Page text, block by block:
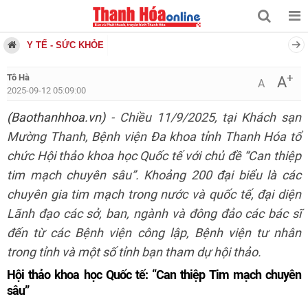
Y TẾ - SỨC KHỎE
Tô Hà
2025-09-12 05:09:00
A A+
(Baothanhhoa.vn)- Chiều 11/9/2025, tại Khách sạn
Mường Thanh, Bệnh viện Đa khoa tỉnh Thanh Hóa tổ
chức Hội thảo khoa học Quốc tế với chủ đề “Can thiệp
tim mạch chuyên sâu”. Khoảng 200 đại biểu là các
chuyên gia tim mạch trong nước và quốc tế, đại diện
Lãnh đạo các sở, ban, ngành và đông đảo các bác sĩ
đến từ các Bệnh viện công lập, Bệnh viện tư nhân
trong tỉnh và một số tỉnh bạn tham dự hội thảo.
Hội thảo khoa học Quốc tế: “Can thiệp Tim mạch chuyên
sâu”